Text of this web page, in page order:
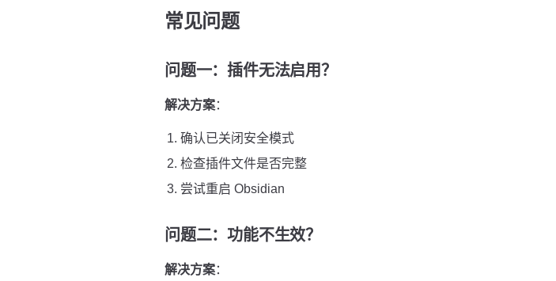
常见问题
问题一：插件无法启用？
解决方案：
确认已关闭安全模式
检查插件文件是否完整
尝试重启 Obsidian
问题二：功能不生效？
解决方案：